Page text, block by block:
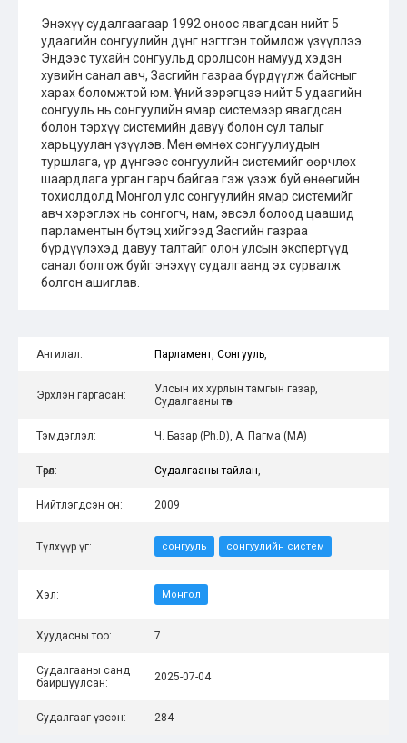
Энэхүү судалгаагаар 1992 оноос явагдсан нийт 5
удаагийн сонгуулийн дүнг нэгтгэн тоймлож үзүүллээ.
Эндээс тухайн сонгуульд оролцсон намууд хэдэн
хувийн санал авч, Засгийн газраа бүрдүүлж байсныг
харах боломжтой юм. Үүний зэрэгцээ нийт 5 удаагийн
сонгууль нь сонгуулийн ямар системээр явагдсан
болон тэрхүү системийн давуу болон сул талыг
харьцуулан үзүүлэв. Мөн өмнөх сонгуулиудын
туршлага, үр дүнгээс сонгуулийн системийг өөрчлөх
шаардлага урган гарч байгаа гэж үзэж буй өнөөгийн
тохиолдолд Монгол улс сонгуулийн ямар системийг
авч хэрэглэх нь сонгогч, нам, эвсэл болоод цаашид
парламентын бүтэц хийгээд Засгийн газраа
бүрдүүлэхэд давуу талтайг олон улсын экспертүүд
санал болгож буйг энэхүү судалгаанд эх сурвалж
болгон ашиглав.
Ангилал: Парламент, Сонгууль,
Эрхлэн гаргасан:
Улсын их хурлын тамгын газар,
Судалгааны төв
Тэмдэглэл: Ч. Базар (Ph.D), А. Пагма (МА)
Төрөл: Судалгааны тайлан,
Нийтлэгдсэн он: 2009
Түлхүүр үг: сонгууль сонгуулийн систем
Хэл: Монгол
Хуудасны тоо: 7
Судалгааны санд
байршуулсан:
2025-07-04
Судалгааг үзсэн: 284